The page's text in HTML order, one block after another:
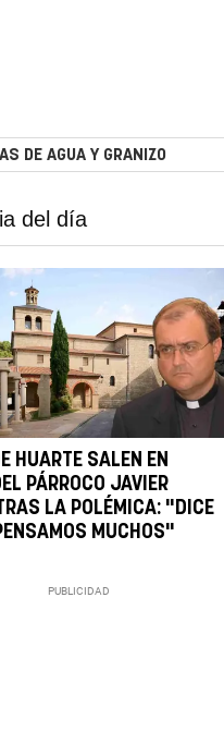
DE AGUA Y GRANIZO
del día
HUARTE SALEN EN
PÁRROCO JAVIER
LA POLÉMICA: "DICE
MUCHOS"